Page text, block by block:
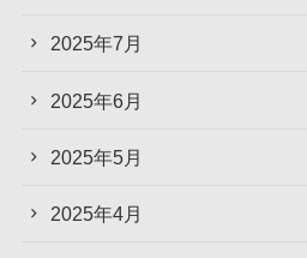
2025年7月
2025年6月
2025年5月
2025年4月